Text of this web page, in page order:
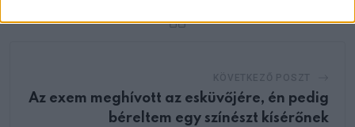
Az exem meghívott az esküvőjére, én pedig
béreltem egy színészt kísérőnek